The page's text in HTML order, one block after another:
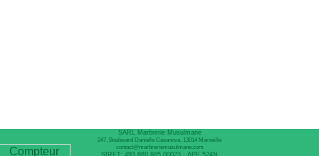
SARL Marbrerie Musulmane
247, Boulevard Danielle Casanova, 13014 Marseille
contact@marbreriemusulmane.com
SIRET: 493 889 885 00023 - APE 524N
Compteur